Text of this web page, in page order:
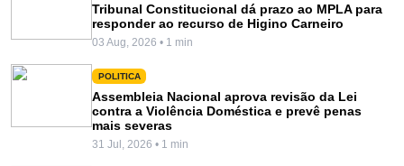
Tribunal Constitucional dá prazo ao MPLA para
responder ao recurso de Higino Carneiro
03 Aug, 2026 • 1 min
POLITICA
Assembleia Nacional aprova revisão da Lei
contra a Violência Doméstica e prevê penas
mais severas
31 Jul, 2026 • 1 min